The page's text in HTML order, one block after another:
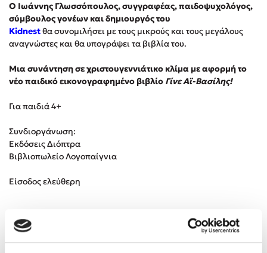
Το λιμάνι μου είσαι εσύ
Πάνω, κάτω, μπροστά, πίσω
O Ιωάννης Γλωσσόπουλος, συγγραφέας, παιδοψυχολόγος,
σύμβουλος γονέων και δημιουργός του
Kidnestθα συνομιλήσει με τους μικρούς και τους μεγάλους
αναγνώστες και θα υπογράψει τα βιβλία του.
Μια συνάντηση σε χριστουγεννιάτικο κλίμα με αφορμή το
νέο παιδικό εικονογραφημένο βιβλίο Γίνε Αϊ-Βασίλης!
Για παιδιά 4+
Συνδιοργάνωση:
Εκδόσεις Διόπτρα
Βιβλιοπωλείο Λογοπαίγνια
Είσοδος ελεύθερη